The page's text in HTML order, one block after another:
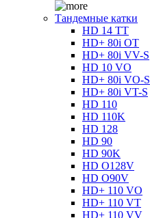
Тандемные катки
HD 14 TT
HD+ 80i OT
HD+ 80i VV-S
HD 10 VO
HD+ 80i VO-S
HD+ 80i VT-S
HD 110
HD 110K
HD 128
HD 90
HD 90K
HD O128V
HD O90V
HD+ 110 VO
HD+ 110 VT
HD+ 110 VV